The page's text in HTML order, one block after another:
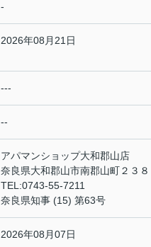
-
2026年08月21日
---
--
アパマンショップ大和郡山店
奈良県大和郡山市南郡山町２３８
TEL:0743-55-7211
奈良県知事 (15) 第63号
2026年08月07日